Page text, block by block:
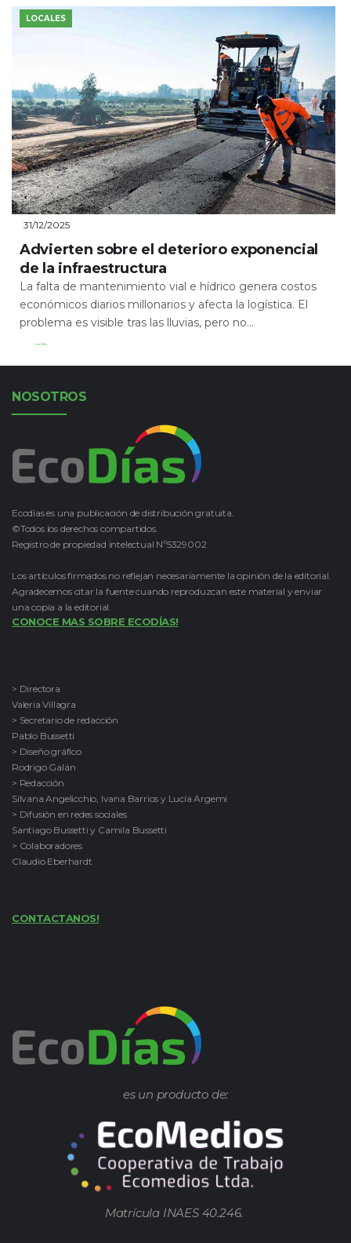
LOCALES
31/12/2025
Advierten sobre el deterioro exponencial
de la infraestructura
La falta de mantenimiento vial e hídrico genera costos
económicos diarios millonarios y afecta la logística. El
problema es visible tras las lluvias, pero no...
Leer Más
NOSOTROS
Ecodías es una publicación de distribución gratuita.
©Todos los derechos compartidos.
Registro de propiedad intelectual Nº5329002
Los artículos firmados no reflejan necesariamente la opinión de la editorial.
Agradecemos citar la fuente cuando reproduzcan este material y enviar
una copia a la editorial.
CONOCE MAS SOBRE ECODÍAS!
> Directora
Valeria Villagra
> Secretario de redacción
Pablo Bussetti
> Diseño gráfico
Rodrigo Galán
> Redacción
Silvana Angelicchio, Ivana Barrios y Lucía Argemi
> Difusión en redes sociales
Santiago Bussetti y Camila Bussetti
> Colaboradores
Claudio Eberhardt
CONTACTANOS!
es un producto de:
Matrícula INAES 40.246.